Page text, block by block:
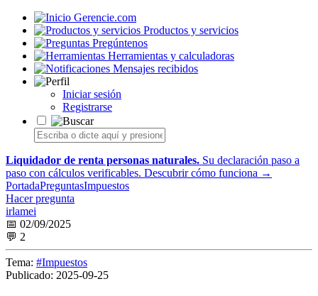
Gerencie.com
Productos y servicios
Pregúntenos
Herramientas y calculadoras
Mensajes recibidos
Iniciar sesión
Registrarse
Liquidador de renta personas naturales. Su declaración paso a
paso con cálculos verificables. Descubrir cómo funciona →
PortadaPreguntasImpuestos
Hacer pregunta
irlamei
📅 02/09/2025
💬 2
Tema: #Impuestos
Publicado: 2025-09-25